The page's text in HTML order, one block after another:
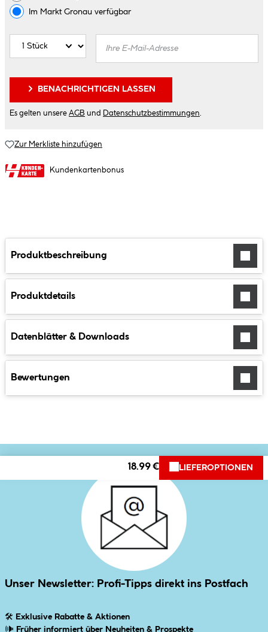
Im Markt Gronau verfügbar
BENACHRICHTIGEN LASSEN
Es gelten unsere AGB und Datenschutzbestimmungen
Zur Merkliste hinzufügen
Kundenkartenbonus
Produktbeschreibung
Produktdetails
Datenblätter & Downloads
Bewertungen
18.99 € LIEFEROPTIONEN
Unser Newsletter: Profi-Tipps direkt ins Postfach
🛠 Exklusive Rabatte & Aktionen
🕪 Früher informiert über Neuheiten & Prospekte